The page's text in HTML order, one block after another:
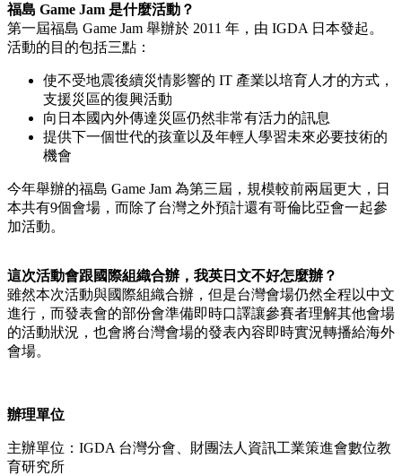
福島 Game Jam 是什麼活動？
第一屆福島 Game Jam 舉辦於 2011 年，由 IGDA 日本發起。
活動的目的包括三點：
使不受地震後續災情影響的 IT 產業以培育人才的方式，
支援災區的復興活動
向日本國內外傳達災區仍然非常有活力的訊息
提供下一個世代的孩童以及年輕人學習未來必要技術的
機會
今年舉辦的福島 Game Jam 為第三屆，規模較前兩屆更大，日
本共有9個會場，而除了台灣之外預計還有哥倫比亞會一起參
加活動。
這次活動會跟國際組織合辦，我英日文不好怎麼辦？
雖然本次活動與國際組織合辦，但是台灣會場仍然全程以中文
進行，而發表會的部份會準備即時口譯讓參賽者理解其他會場
的活動狀況，也會將台灣會場的發表內容即時實況轉播給海外
會場。
辦理單位
主辦單位：IGDA 台灣分會、財團法人資訊工業策進會數位教
育研究所